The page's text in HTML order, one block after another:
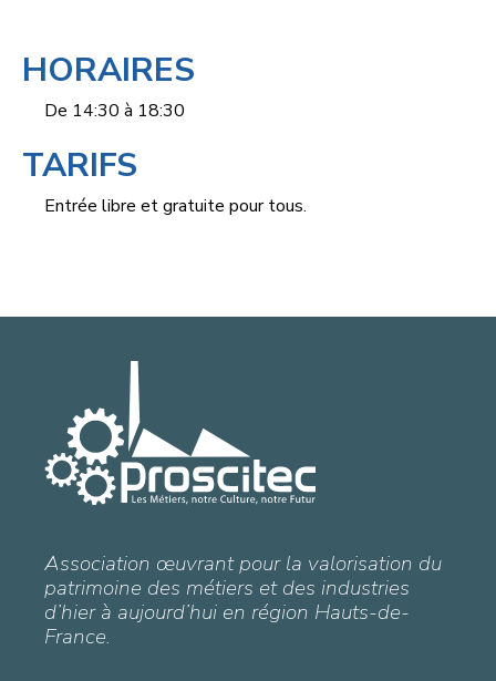
HORAIRES
De 14:30 à 18:30
TARIFS
Entrée libre et gratuite pour tous.
Association œuvrant pour la valorisation du
patrimoine des métiers et des industries
d’hier à aujourd’hui en région Hauts-de-
France.